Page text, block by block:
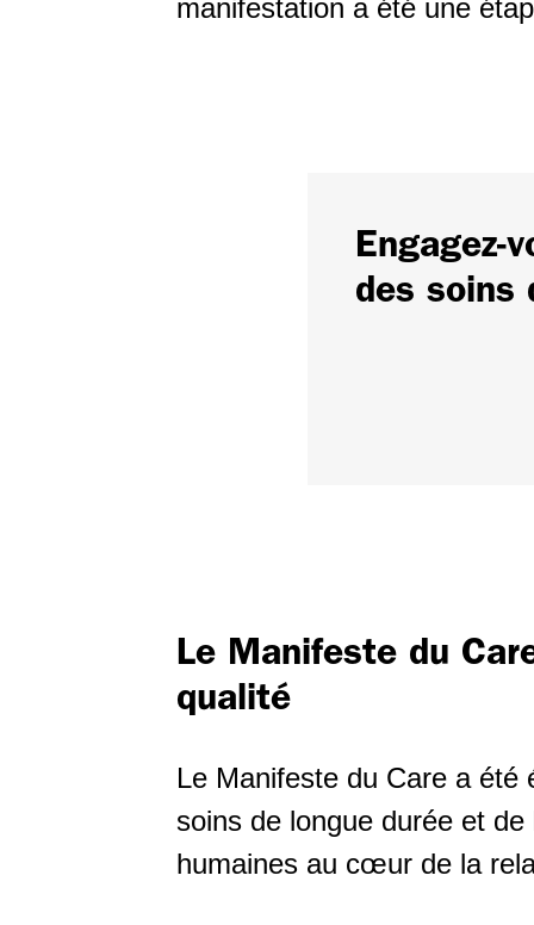
manifestation a été une
Engagez-
des soins
Le Manifeste du
qualité
Le Manifeste du Care a été
soins de longue durée et
humaines au cœur de la